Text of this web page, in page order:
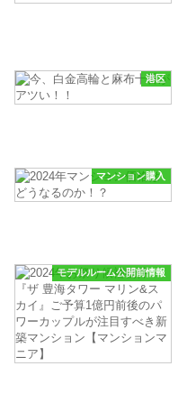
港区
マンション購入
モデルルーム公開前情報